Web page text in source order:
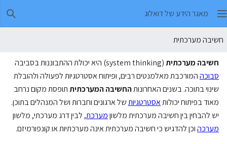
מאגר הידע של דואלוג
חשיבה מערכתית
חשיבה מערכתית(system thinking) היא יכולת ההתבוננות בסביבה
סבוכההמורכבת מאלמנטים רבים, ופיתוח אסטרטגיות לפעולה ולהובלת
שינוי בתוכה. בשנים האחרונותהחשיבה המערכתיתתופסת מקום נרחב
מאוד בפיתוח יכולותאסטרטגיותשל ארגונים וחברות ושל המנהלים בתוכן.
יש להבחין בין חשיבה מערכתית מלשוןמערכת, לבין דרג מערכתי, מלשון
מערכהוכן להדגיש כי חשיבה מערכתית אינה מערכתיות או קונפורמיזם.